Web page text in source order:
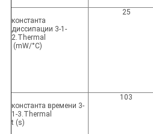
константа
диссипации 3-1-
2.Thermal
(mW/°C)
25
константа времени 3-
1-3.Thermal
t (s)
103